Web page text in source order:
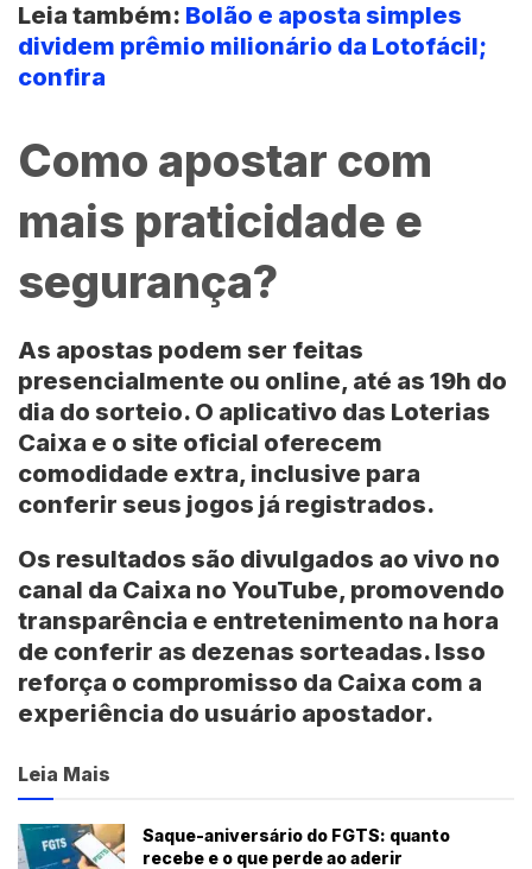
Leia também: Bolão e aposta simples
dividem prêmio milionário da Lotofácil;
confira
Como apostar com
mais praticidade e
segurança?
As apostas podem ser feitas
presencialmente ou online, até as 19h do
dia do sorteio. O aplicativo das Loterias
Caixa e o site oficial oferecem
comodidade extra, inclusive para
conferir seus jogos já registrados.
Os resultados são divulgados ao vivo no
canal da Caixa no YouTube, promovendo
transparência e entretenimento na hora
de conferir as dezenas sorteadas. Isso
reforça o compromisso da Caixa com a
experiência do usuário apostador.
Leia Mais
Saque-aniversário do FGTS: quanto
recebe e o que perde ao aderir